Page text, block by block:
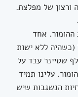
ורצון של מפלצת.
ההומור. אחד
ללא ישות
שטיינר עבד על
עלינו תמיד
הנשגבות שיש